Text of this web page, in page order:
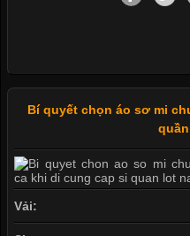
Bí quyết chọn áo sơ mi
Vải: